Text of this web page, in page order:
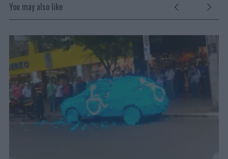
You may also like